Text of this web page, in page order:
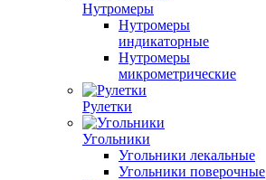
Нутромеры
Нутромеры
индикаторные
Нутромеры
микрометрические
Рулетки
Угольники
Угольники лекальные
Угольники поверочные